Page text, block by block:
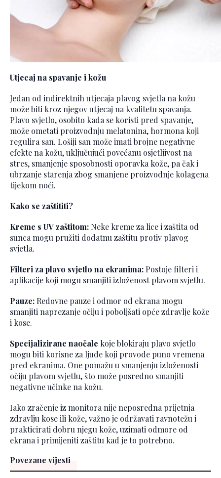
Utjecaj na spavanje i kožu
Jedan od indirektnih utjecaja plavog svjetla na kožu
može biti kroz njegov utjecaj na kvalitetu spavanja.
Plavo svjetlo, osobito kada se koristi pred spavanje,
može ometati proizvodnju melatonina, hormona koji
regulira san. Lošiji san može imati brojne negativne
efekte na kožu, uključujući povećanu osjetljivost na
stres, smanjenje sposobnosti oporavka kože, pa čak i
ubrzanje starenja zbog smanjene proizvodnje kolagena
tijekom noći.
Kako se zaštititi?
Kreme s UV zaštitom: Neke kreme za lice i zaštita od
sunca mogu pružiti dodatnu zaštitu protiv plavog
svjetla.
Filteri za plavo svjetlo na ekranima: Postoje filteri i
aplikacije koji mogu smanjiti izloženost plavom svjetlu.
Pauze: Redovne pauze i odmor od ekrana mogu
smanjiti naprezanje očiju i poboljšati opće zdravlje kože
i kose.
Specijalizirane naočale koje blokiraju plavo svjetlo
mogu biti korisne za ljude koji provode puno vremena
pred ekranima. One pomažu u smanjenju izloženosti
očiju plavom svjetlu, što može posredno smanjiti
negativne učinke na kožu.
Iako zračenje iz monitora nije neposredna prijetnja
zdravlju kose ili kože, važno je održavati ravnotežu i
prakticirati dobru njegu kože, uzimati odmore od
ekrana i primijeniti zaštitu kad je to potrebno.
Povezane vijesti